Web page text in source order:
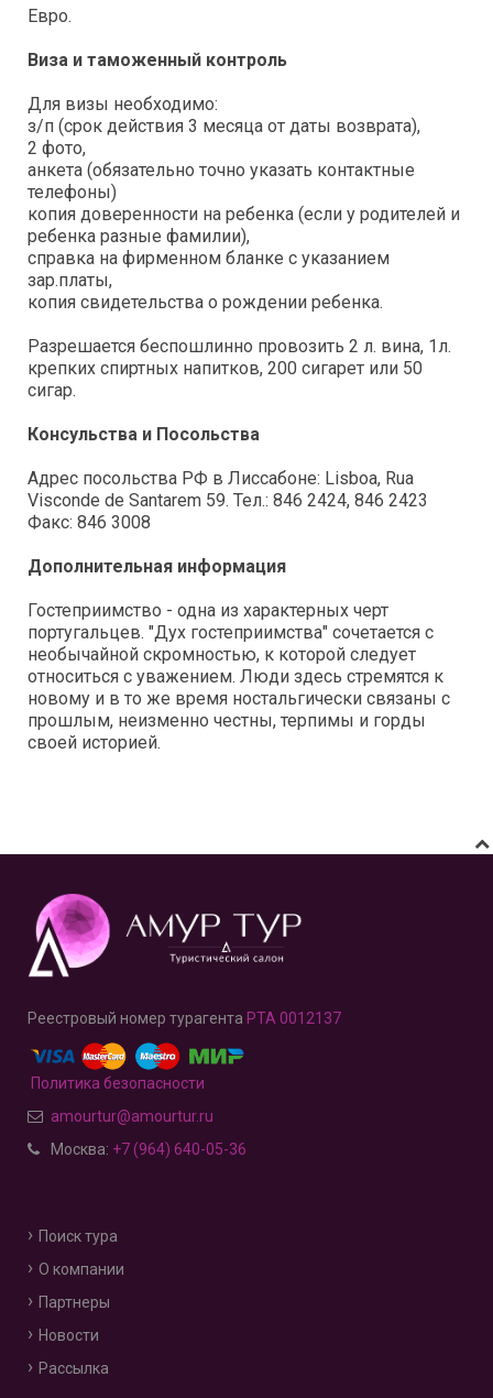
Евро.
Виза и таможенный контроль
Для визы необходимо:
з/п (срок действия 3 месяца от даты возврата),
2 фото,
анкета (обязательно точно указать контактные
телефоны)
копия доверенности на ребенка (если у родителей и
ребенка разные фамилии),
справка на фирменном бланке с указанием
зар.платы,
копия свидетельства о рождении ребенка.
Разрешается беспошлинно провозить 2 л. вина, 1л.
крепких спиртных напитков, 200 сигарет или 50
сигар.
Консульства и Посольства
Адрес посольства РФ в Лиссабоне: Lisboa, Rua
Visconde de Santarem 59. Тел.: 846 2424, 846 2423
Факс: 846 3008
Дополнительная информация
Гостеприимство - одна из характерных черт
португальцев. "Дух гостеприимства" сочетается с
необычайной скромностью, к которой следует
относиться с уважением. Люди здесь стремятся к
новому и в то же время ностальгически связаны с
прошлым, неизменно честны, терпимы и горды
своей историей.
Реестровый номер турагента РТА 0012137
Политика безопасности
amourtur@amourtur.ru
Москва: +7 (964) 640-05-36
Поиск тура
О компании
Партнеры
Новости
Рассылка